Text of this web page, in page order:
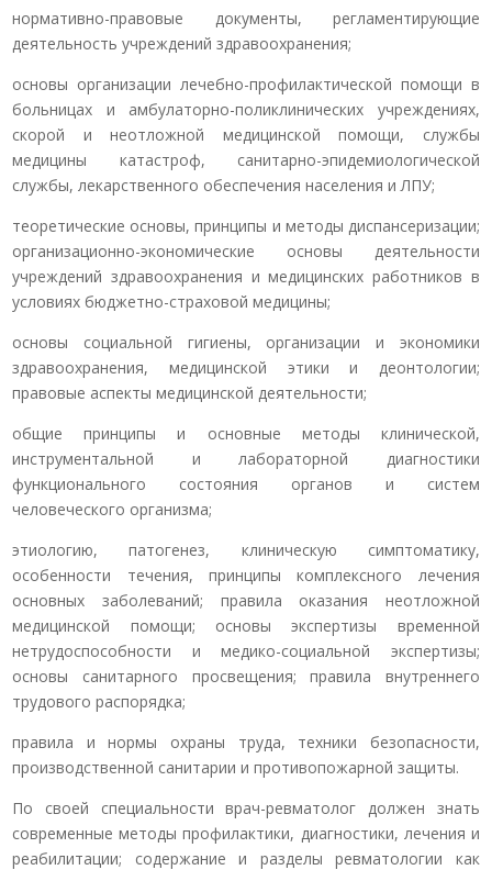
нормативно-правовые документы, регламентирующие
деятельность учреждений здравоохранения;
основы организации лечебно-профилактической помощи в
больницах и амбулаторно-поликлинических учреждениях,
скорой и неотложной медицинской помощи, службы
медицины катастроф, санитарно-эпидемиологической
службы, лекарственного обеспечения населения и ЛПУ;
теоретические основы, принципы и методы диспансеризации;
организационно-экономические основы деятельности
учреждений здравоохранения и медицинских работников в
условиях бюджетно-страховой медицины;
основы социальной гигиены, организации и экономики
здравоохранения, медицинской этики и деонтологии;
правовые аспекты медицинской деятельности;
общие принципы и основные методы клинической,
инструментальной и лабораторной диагностики
функционального состояния органов и систем
человеческого организма;
этиологию, патогенез, клиническую симптоматику,
особенности течения, принципы комплексного лечения
основных заболеваний; правила оказания неотложной
медицинской помощи; основы экспертизы временной
нетрудоспособности и медико-социальной экспертизы;
основы санитарного просвещения; правила внутреннего
трудового распорядка;
правила и нормы охраны труда, техники безопасности,
производственной санитарии и противопожарной защиты.
По своей специальности врач-ревматолог должен знать
современные методы профилактики, диагностики, лечения и
реабилитации; содержание и разделы ревматологии как